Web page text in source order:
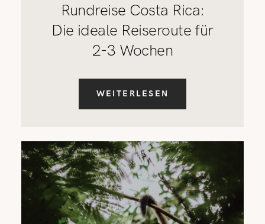
Rundreise Costa Rica:
Die ideale Reiseroute für
2-3 Wochen
WEITERLESEN